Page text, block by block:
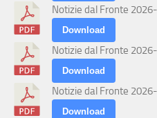
Notizie dal Fronte
Download
Notizie dal Fronte
Download
Notizie dal Fronte
Download